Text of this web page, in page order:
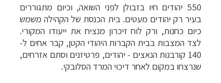
550 יהודים חיו בזבולן לפני השואה, וכיום מתגוררים
בעיר רק יהודים מעטים. בית הכנסת של הקהילה משמש
כיום כחנות, ורק לוח זיכרון מנציח את ייעודו המקורי.
לצד המצבות בבית הקברות היהודי הקטן, קבר אחים ל-
140 קורבנות הנאצים - יהודים, פרטיזנים וסתם אזרחים,
שנרצחו במקום לאחר דיכוי המרד הסלובקי.